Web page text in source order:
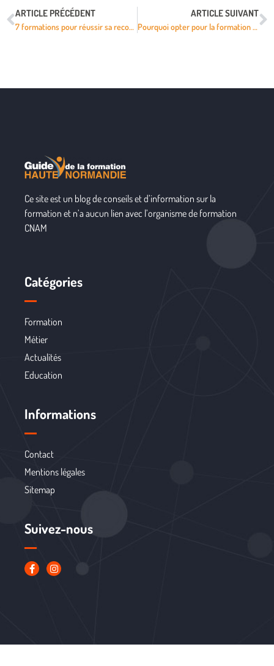
ARTICLE PRÉCÉDENT
7 formations pour réussir sa reconversion professionnelle
ARTICLE SUIVANT
Pourquoi opter pour la formation en BTP à distance?
Ce site est un blog de conseils et d’information sur la
formation et n’a aucun lien avec l’organisme de formation
CNAM
Catégories
Formation
Métier
Actualités
Education
Informations
Contact
Mentions légales
Sitemap
Suivez-nous